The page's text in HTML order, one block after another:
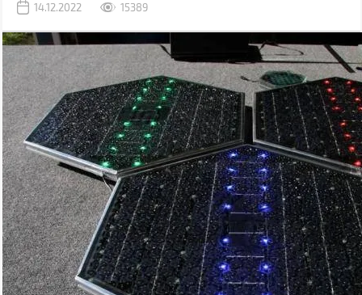
список, в который вошли как товары первой необходимости, так и
но без которых можно протянуть.
14.12.2022 15389